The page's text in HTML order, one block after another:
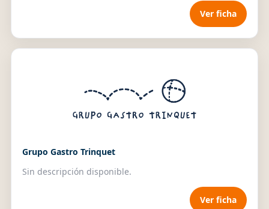
Ver ficha
Grupo Gastro Trinquet
Sin descripción disponible.
Ver ficha